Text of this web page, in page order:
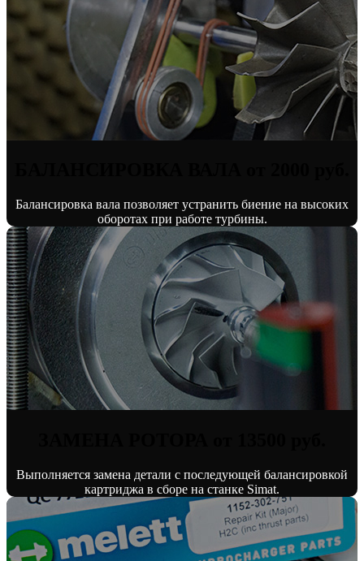
Балансировка вала позволяет устранить биение на высоких
оборотах при работе турбины.
Выполняется замена детали с последующей балансировкой
картриджа в сборе на станке Simat.